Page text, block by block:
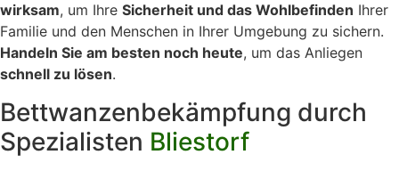
wirksam, um Ihre Sicherheit und das Wohlbefinden Ihrer
Familie und den Menschen in Ihrer Umgebung zu sichern.
Handeln Sie am besten noch heute, um das Anliegen
schnell zu lösen.
Bettwanzenbekämpfung durch
Spezialisten Bliestorf